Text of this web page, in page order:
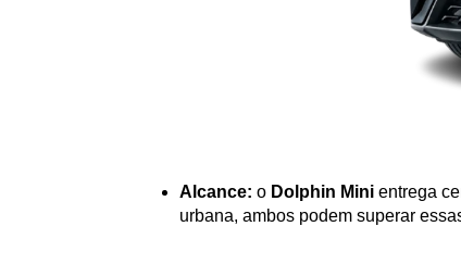
Alcance: o Dolphin Mini entrega
urbana, ambos podem superar